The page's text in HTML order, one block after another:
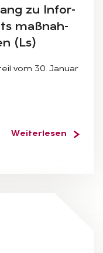
zu In­for­
maß­nah­
(Ls)
vom 30. Januar
Weiterlesen